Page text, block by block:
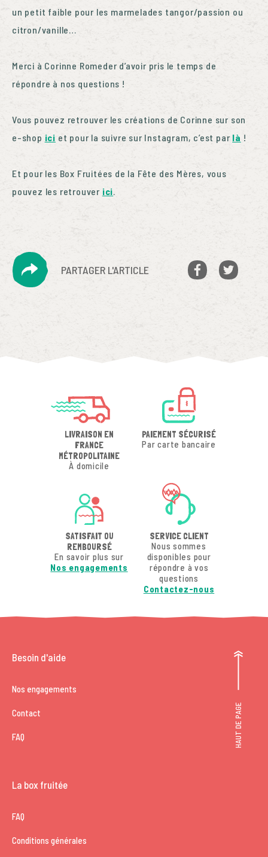
un petit faible pour les marmelades tangor/passion ou
citron/vanille…
Merci à Corinne Romeder d’avoir pris le temps de
répondre à nos questions !
Vous pouvez retrouver les créations de Corinne sur son
e-shop ici et pour la suivre sur Instagram, c’est par là !
Et pour les Box Fruitées de la Fête des Mères, vous
pouvez les retrouver ici
PARTAGER L'ARTICLE
LIVRAISON EN
FRANCE
MÉTROPOLITAINE
À domicile
PAIEMENT SÉCURISÉ
Par carte bancaire
SATISFAIT OU
REMBOURSÉ
En savoir plus sur
Nos engagements
SERVICE CLIENT
Nous sommes
disponibles pour
répondre à vos
questions
Contactez-nous
HAUT DE PAGE
Besoin d'aide
Nos engagements
Contact
FAQ
La box fruitée
FAQ
Conditions générales